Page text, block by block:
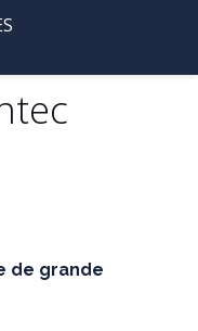
de grande